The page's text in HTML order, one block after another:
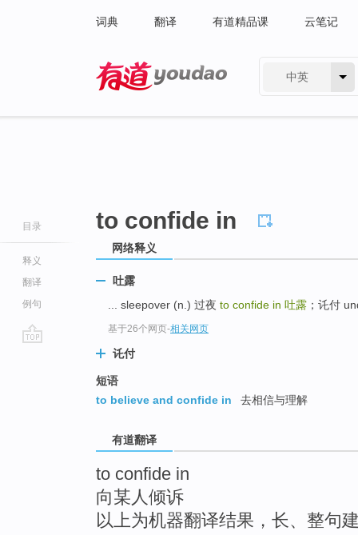
词典 翻译 有道精品课 云笔记
中英
目录
释义
翻译
例句
to confide in
网络释义
吐露
... sleepover (n.) 过夜 to confide in 吐露 ；讬付
基于26个网页-相关网页
讬付
短语
to believe and confide in
去相信与理解
有道翻译
to confide in
向某人倾诉
以上为机器翻译结果，长、整句